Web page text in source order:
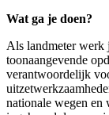
Wat ga je doen?
Als landmeter werk
toonaangevende
verantwoordelijk
nationale wegen en